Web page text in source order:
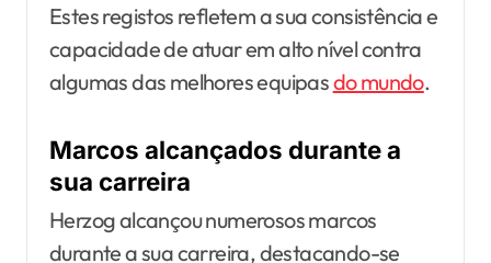
Estes registos refletem a sua consistência e
capacidade de atuar em alto nível contra
algumas das melhores equipasdo mundo.
Marcos alcançados durante a
sua carreira
Herzog alcançou numerosos marcos
durante a sua carreira, destacando-se